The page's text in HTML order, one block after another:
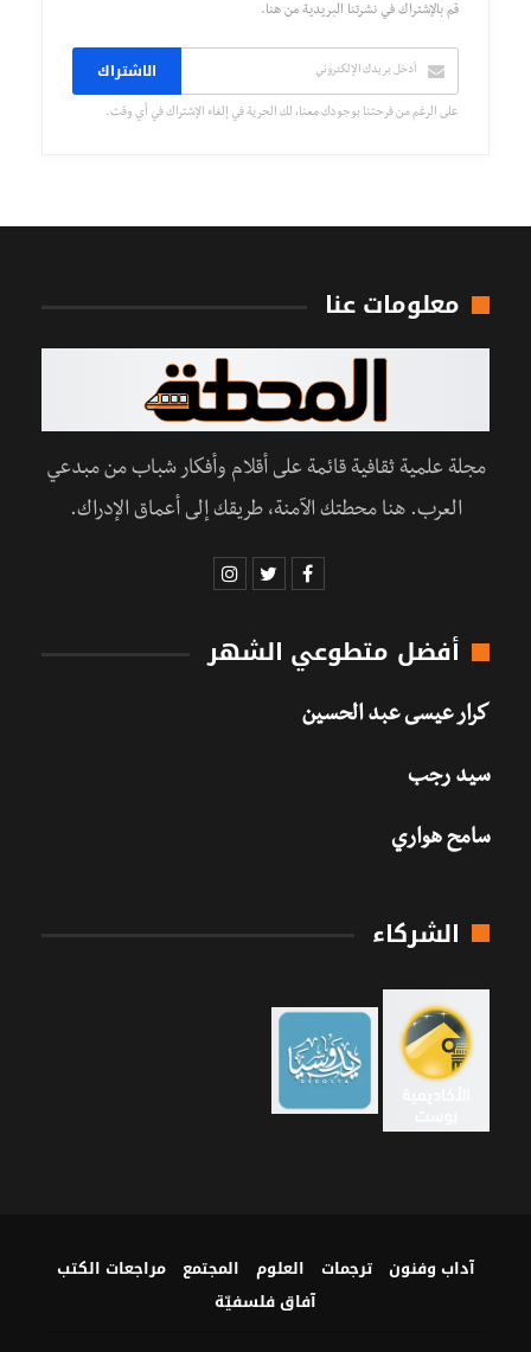
قم بالإشتراك في نشرتنا البريدية من هنا.
الاشتراك
على الرغم من فرحتنا بوجودك معنا، لك الحرية في إلغاء الإشتراك في أي وقت.
معلومات عنا
مجلة علمية ثقافية قائمة على أقلام وأفكار شباب من مبدعي
العرب. هنا محطتك الآمنة، طريقك إلى أعماق الإدراك.
أفضل متطوعي الشهر
كرار عيسى عبد الحسين
سيد رجب
سامح هواري
الشركاء
آداب وفنون ترجمات العلوم المجتمع
مراجعات الكتب
آفاق فلسفيّة‎